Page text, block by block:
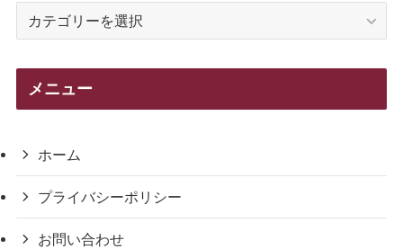
メニュー
ホーム
プライバシーポリシー
お問い合わせ